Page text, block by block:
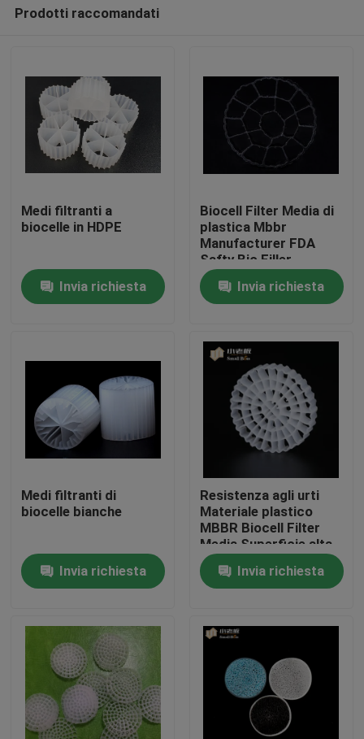
Casa
Giro della fabbrica
blog
Richieda una citazione
Medi filtranti MBBR
Bio- media di MBBR
Prodotti raccomandati
Medi filtranti a
biocelle in HDPE
Invia richiesta
Biocell Filter Media di
plastica Mbbr
Manufacturer FDA
Safty Bio Filler
Invia richiesta
Medi filtranti di
biocelle bianche
Invia richiesta
Resistenza agli urti
Materiale plastico
MBBR Biocell Filter
Media Superficie alta
Per RAS
Invia richiesta